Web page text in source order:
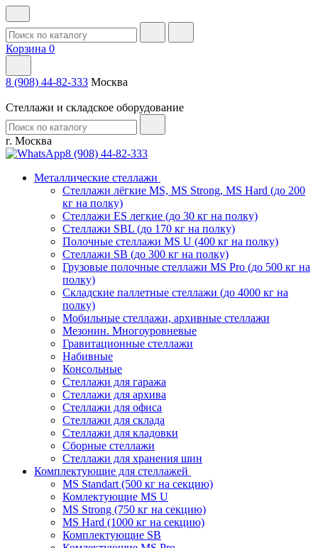
Корзина 0
8 (908) 44-82-333 Москва
Стеллажи и складское оборудование
г. Москва
8 (908) 44-82-333
Металлические стеллажи
Стеллажи лёгкие MS, MS Strong, MS Hard (до 200
кг на полку)
Стеллажи ES легкие (до 30 кг на полку)
Стеллажи SBL (до 170 кг на полку)
Полочные стеллажи MS U (400 кг на полку)
Стеллажи SB (до 300 кг на полку)
Грузовые полочные стеллажи MS Pro (до 500 кг на
полку)
Складские паллетные стеллажи (до 4000 кг на
полку)
Мобильные стеллажи, архивные стеллажи
Мезонин. Многоуровневые
Гравитационные стеллажи
Набивные
Консольные
Стеллажи для гаража
Стеллажи для архива
Стеллажи для офиса
Стеллажи для склада
Стеллажи для кладовки
Сборные стеллажи
Стеллажи для хранения шин
Комплектующие для стеллажей
MS Standart (500 кг на секцию)
Комлектующие MS U
MS Strong (750 кг на секцию)
MS Hard (1000 кг на секцию)
Комплектующие SB